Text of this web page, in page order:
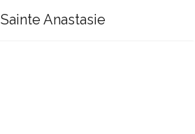
Sainte Anastasie